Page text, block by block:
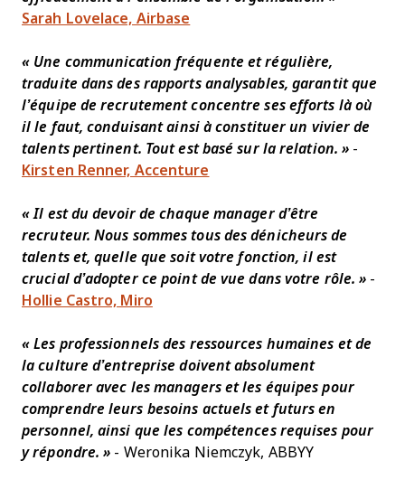
Sarah Lovelace, Airbase
« Une communication fréquente et régulière,
traduite dans des rapports analysables, garantit que
l’équipe de recrutement concentre ses efforts là où
il le faut, conduisant ainsi à constituer un vivier de
talents pertinent. Tout est basé sur la relation. » -
Kirsten Renner, Accenture
« Il est du devoir de chaque manager d’être
recruteur. Nous sommes tous des dénicheurs de
talents et, quelle que soit votre fonction, il est
crucial d’adopter ce point de vue dans votre rôle. » -
Hollie Castro, Miro
« Les professionnels des ressources humaines et de
la culture d’entreprise doivent absolument
collaborer avec les managers et les équipes pour
comprendre leurs besoins actuels et futurs en
personnel, ainsi que les compétences requises pour
y répondre. » - Weronika Niemczyk, ABBYY